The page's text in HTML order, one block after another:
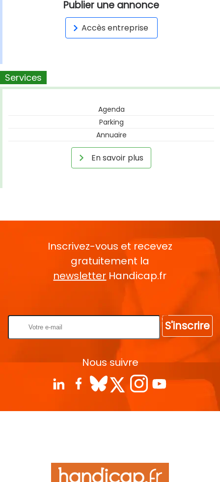
Publier une annonce
Accès entreprise
Services
Agenda
Parking
Annuaire
En savoir plus
Inscrivez-vous et recevez
gratuitement la
newsletter Handicap.fr
S'inscrire
Nous suivre